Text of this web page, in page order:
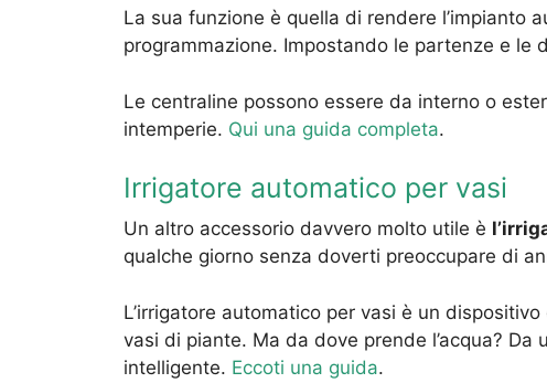
La sua funzione è quella di rendere l’impianto
programmazione. Impostando le partenze e
Le centraline possono essere da interno o
intemperie. Qui una guida completa.
Irrigatore automatico per vasi
Un altro accessorio davvero molto utile è
qualche giorno senza doverti preoccupare di
L’irrigatore automatico per vasi è un
vasi di piante. Ma da dove prende l’acqua?
intelligente. Eccoti una guida.